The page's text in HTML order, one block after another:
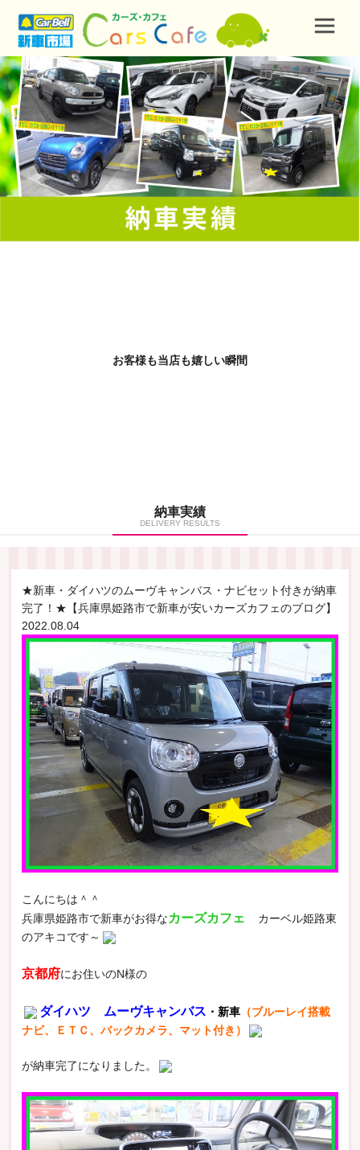
お客様も当店も嬉しい瞬間
納車実績
DELIVERY RESULTS
★新車・ダイハツのムーヴキャンバス・ナビセット付きが納車
完了！★【兵庫県姫路市で新車が安いカーズカフェのブログ】
2022.08.04
こんにちは＾＾
兵庫県姫路市で新車がお得なカーズカフェ
カーベル姫路東
のアキコです～
京都府にお住いのN様の
ダイハツ ムーヴキャンバス ・新車（ブルーレイ搭載
ナビ、ＥＴＣ、バックカメラ、マット付き）
が納車完了になりました。